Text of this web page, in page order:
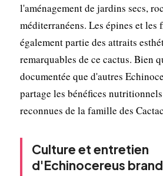
l'aménagement de jardins secs,
méditerranéens. Les épines et les
également partie des attraits
remarquables de ce cactus. Bien
documentée que d'autres
partage les bénéfices
reconnues de la famille des
Culture et entretien
d'Echinocereus